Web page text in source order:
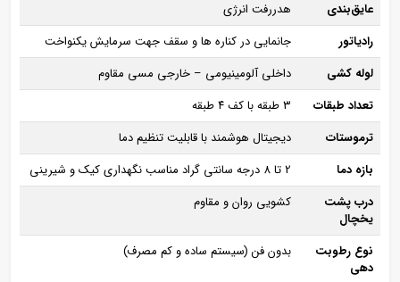
عایق‌بندی
هدررفت انرژی
رادیاتور
جانمایی در کناره‌ ها و سقف جهت سرمایش یکنواخت
لوله‌ کشی
داخلی آلومینیومی – خارجی مسی مقاوم
تعداد طبقات
۳ طبقه با کف ۴ طبقه
ترموستات
دیجیتال هوشمند با قابلیت تنظیم دما
بازه دما
2 تا 8 درجه سانتی‌ گراد مناسب نگهداری کیک و شیرینی
درب پشت
یخچال
کشویی روان و مقاوم
نوع رطوبت‌
دهی
بدون فن (سیستم ساده و کم‌ مصرف)